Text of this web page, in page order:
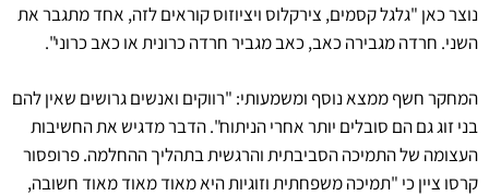
נוצר כאן "גלגל קסמים, צירקלוס ויציוזוס קוראים לזה, אחד מתגבר את
השני. חרדה מגבירה כאב, כאב מגביר חרדה כרונית או כאב כרוני".
המחקר חשף ממצא נוסף ומשמעותי: "רווקים ואנשים גרושים שאין להם
בני זוג גם הם סובלים יותר אחרי הניתוח". הדבר מדגיש את החשיבות
העצומה של התמיכה הסביבתית והרגשית בתהליך ההחלמה. פרופסור
קרסו ציין כי "תמיכה משפחתית וזוגיות היא מאוד מאוד מאוד חשובה,